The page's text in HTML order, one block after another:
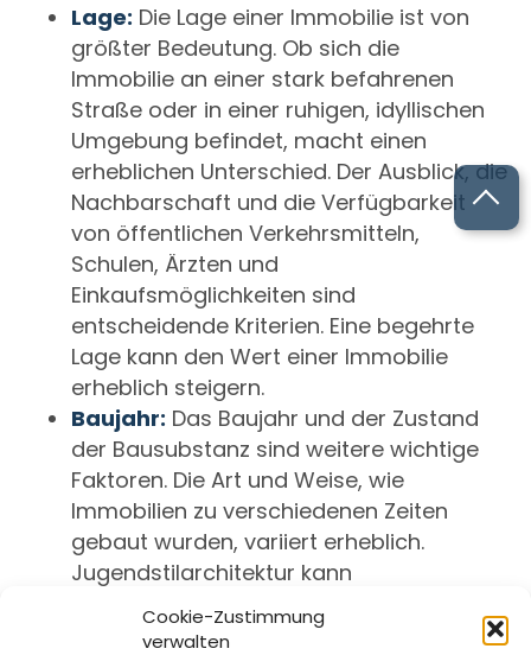
Cookie-Zustimmung
verwalten
Lage: Die Lage einer Immobilie ist von
größter Bedeutung. Ob sich die
Immobilie an einer stark befahrenen
Straße oder in einer ruhigen, idyllischen
Umgebung befindet, macht einen
erheblichen Unterschied. Der Ausblick, die
Nachbarschaft und die Verfügbarkeit
von öffentlichen Verkehrsmitteln,
Schulen, Ärzten und
Einkaufsmöglichkeiten sind
entscheidende Kriterien. Eine begehrte
Lage kann den Wert einer Immobilie
erheblich steigern.
Baujahr: Das Baujahr und der Zustand
der Bausubstanz sind weitere wichtige
Faktoren. Die Art und Weise, wie
Immobilien zu verschiedenen Zeiten
gebaut wurden, variiert erheblich.
Jugendstilarchitektur kann
beispielsweise sehr gefragt sein,
während Immobilien aus den 60er